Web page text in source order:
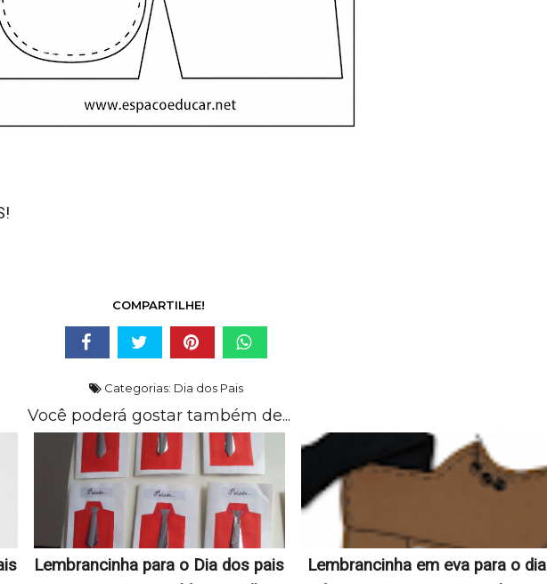
COMPARTILHE!
Categorias: Dia dos Pais
Você poderá gostar também de...
Lembrancinha para o Dia dos pais
Lembrancinha em eva para o dia